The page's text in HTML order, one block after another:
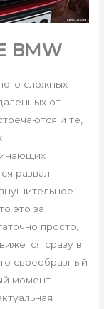
BMW
сложных
от
и те,
развал-
это за
просто,
сразу в
своеобразный
момент